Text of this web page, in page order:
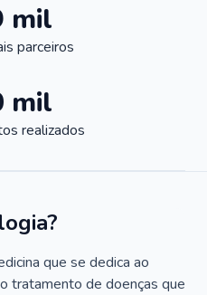
mil
parceiros
mil
realizados
que se dedica ao
tratamento de doenças que